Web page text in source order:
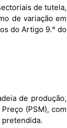
de variação em
do Artigo 9.° do
(PSM), com
pretendida.